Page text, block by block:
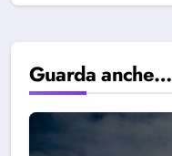
Guarda anche…